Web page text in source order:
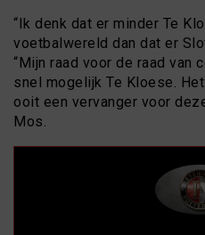
“Ik denk dat er minder Te
voetbalwereld dan dat er
“Mijn raad voor de raad van
snel mogelijk Te Kloese.
ooit een vervanger voor
Mos.